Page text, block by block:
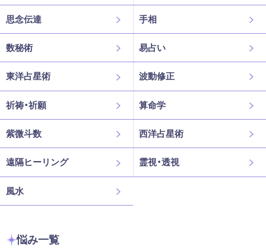
思念伝達 手相
数秘術 易占い
東洋占星術 波動修正
祈祷・祈願 算命学
紫微斗数 西洋占星術
遠隔ヒーリング 霊視・透視
風水
悩み一覧